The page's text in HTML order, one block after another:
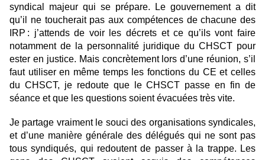
syndical majeur qui se prépare. Le gouvernement a dit
qu’il ne toucherait pas aux compétences de chacune des
IRP : j’attends de voir les décrets et ce qu’ils vont faire
notamment de la personnalité juridique du CHSCT pour
ester en justice. Mais concrètement lors d’une réunion, s’il
faut utiliser en même temps les fonctions du CE et celles
du CHSCT, je redoute que le CHSCT passe en fin de
séance et que les questions soient évacuées très vite.
Je partage vraiment le souci des organisations syndicales,
et d’une manière générale des délégués qui ne sont pas
tous syndiqués, qui redoutent de passer à la trappe. Les